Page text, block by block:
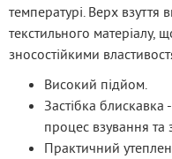
температурі. Верх
текстильного матеріалу,
зносостійкими
Високий підйом.
Застібка
процес взування та
Практичний